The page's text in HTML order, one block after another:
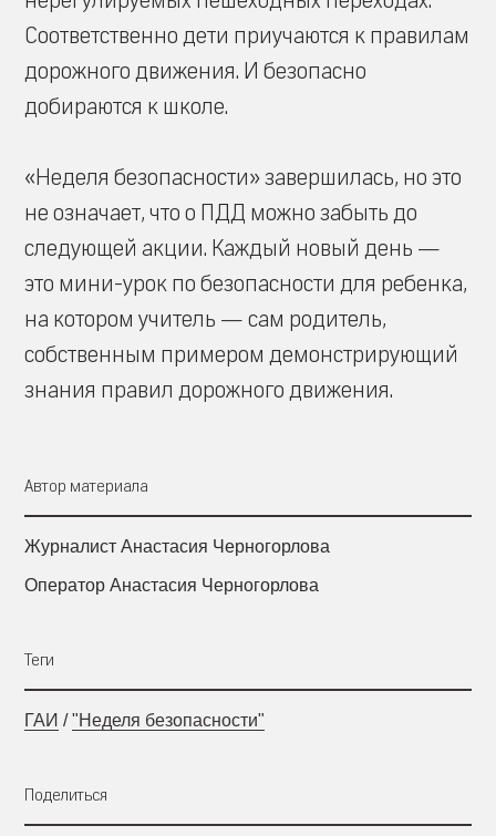
Соответственно дети приучаются к правилам
дорожного движения. И безопасно
добираются к школе.
«Неделя безопасности» завершилась, но это
не означает, что о ПДД можно забыть до
следующей акции. Каждый новый день —
это мини-урок по безопасности для ребенка,
на котором учитель — сам родитель,
собственным примером демонстрирующий
знания правил дорожного движения.
Автор материала
Журналист Анастасия Черногорлова
Оператор Анастасия Черногорлова
Теги
ГАИ /"Неделя безопасности"
Поделиться